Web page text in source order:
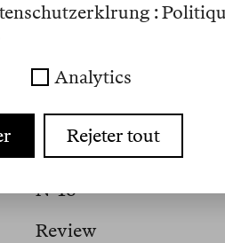
Cesare Sinatti writes
29th Italo Calvino
Italo Svevo Edizioni
Artikel
Nº 16
Review
:
Analytics
Rejeter tout